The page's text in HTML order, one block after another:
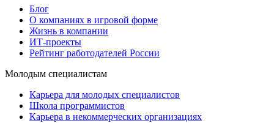
Блог
О компаниях в игровой форме
Жизнь в компании
ИТ-проекты
Рейтинг работодателей России
Молодым специалистам
Карьера для молодых специалистов
Школа программистов
Карьера в некоммерческих организациях